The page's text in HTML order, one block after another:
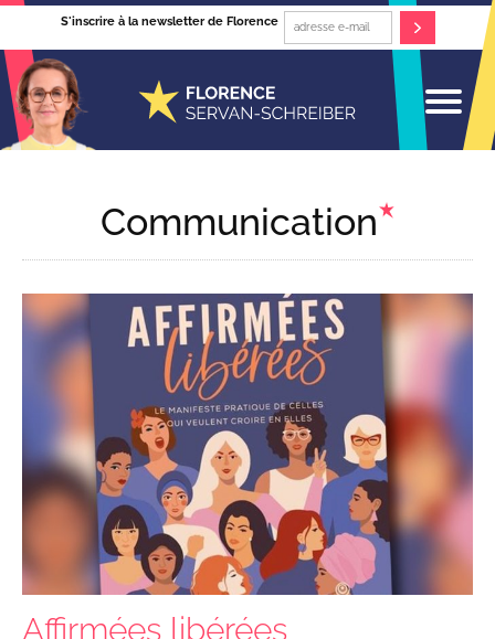
S'inscrire à la newsletter de Florence
Communication
Affirmées libérées